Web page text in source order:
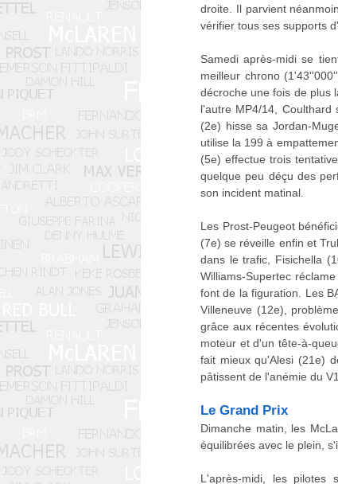
droite. Il parvient
vérifier tous ses supports
Samedi après-midi se
meilleur chrono
décroche une fois de plus
l'autre MP4/14,
(2e) hisse sa Jordan-
utilise la 199 à
(5e) effectue trois
quelque peu déçu des
son incident matinal.
Les Prost-Peugeot
(7e) se réveille enfin et
dans le trafic, Fisichella
Williams-Supertec
font de la figuration. Les
Villeneuve (12e),
grâce aux récentes
moteur et d'un tête-à-
fait mieux qu'Alesi (21e)
pâtissent de l'anémie du
Le Grand Prix
Dimanche matin, les
équilibrées avec le plein,
L'après-midi, les pilotes